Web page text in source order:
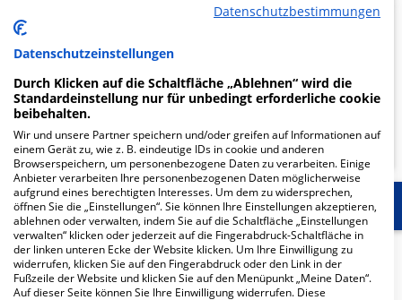
KLINIKEN FINDEN
Start Für die Klinik Weitere Fachabteilungen
Herzlich Willkommen
Datenschutzbestimmungen
Datenschutzeinstellungen
Durch Klicken auf die Schaltfläche „Ablehnen“ wird die
Standardeinstellung nur für unbedingt erforderliche cookie
beibehalten.
Wir und unsere Partner speichern und/oder greifen auf Informationen auf
einem Gerät zu, wie z. B. eindeutige IDs in cookie und anderen
Browserspeichern, um personenbezogene Daten zu verarbeiten. Einige
Anbieter verarbeiten Ihre personenbezogenen Daten möglicherweise
aufgrund eines berechtigten Interesses. Um dem zu widersprechen,
öffnen Sie die „Einstellungen“. Sie können Ihre Einstellungen akzeptieren,
ablehnen oder verwalten, indem Sie auf die Schaltfläche „Einstellungen
verwalten“ klicken oder jederzeit auf die Fingerabdruck-Schaltfläche in
der linken unteren Ecke der Website klicken. Um Ihre Einwilligung zu
widerrufen, klicken Sie auf den Fingerabdruck oder den Link in der
Fußzeile der Website und klicken Sie auf den Menüpunkt „Meine Daten“.
Auf dieser Seite können Sie Ihre Einwilligung widerrufen. Diese